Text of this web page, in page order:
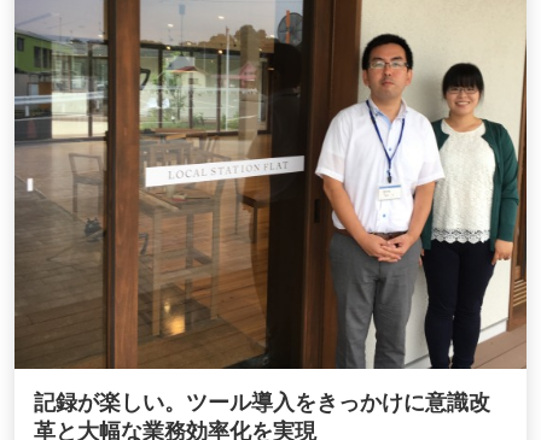
記録が楽しい。ツール導入をきっかけに意識改
革と大幅な業務効率化を実現